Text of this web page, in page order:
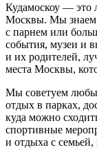
Кудамоскоу — это
Москвы. Мы знаем
с парнем или
события, музеи и
и их родителей,
места Москвы,
Мы советуем
отдых в парках,
куда можно
спортивные
и отдыха с семьей,